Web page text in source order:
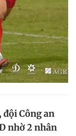
Công an
nhờ 2 nhân